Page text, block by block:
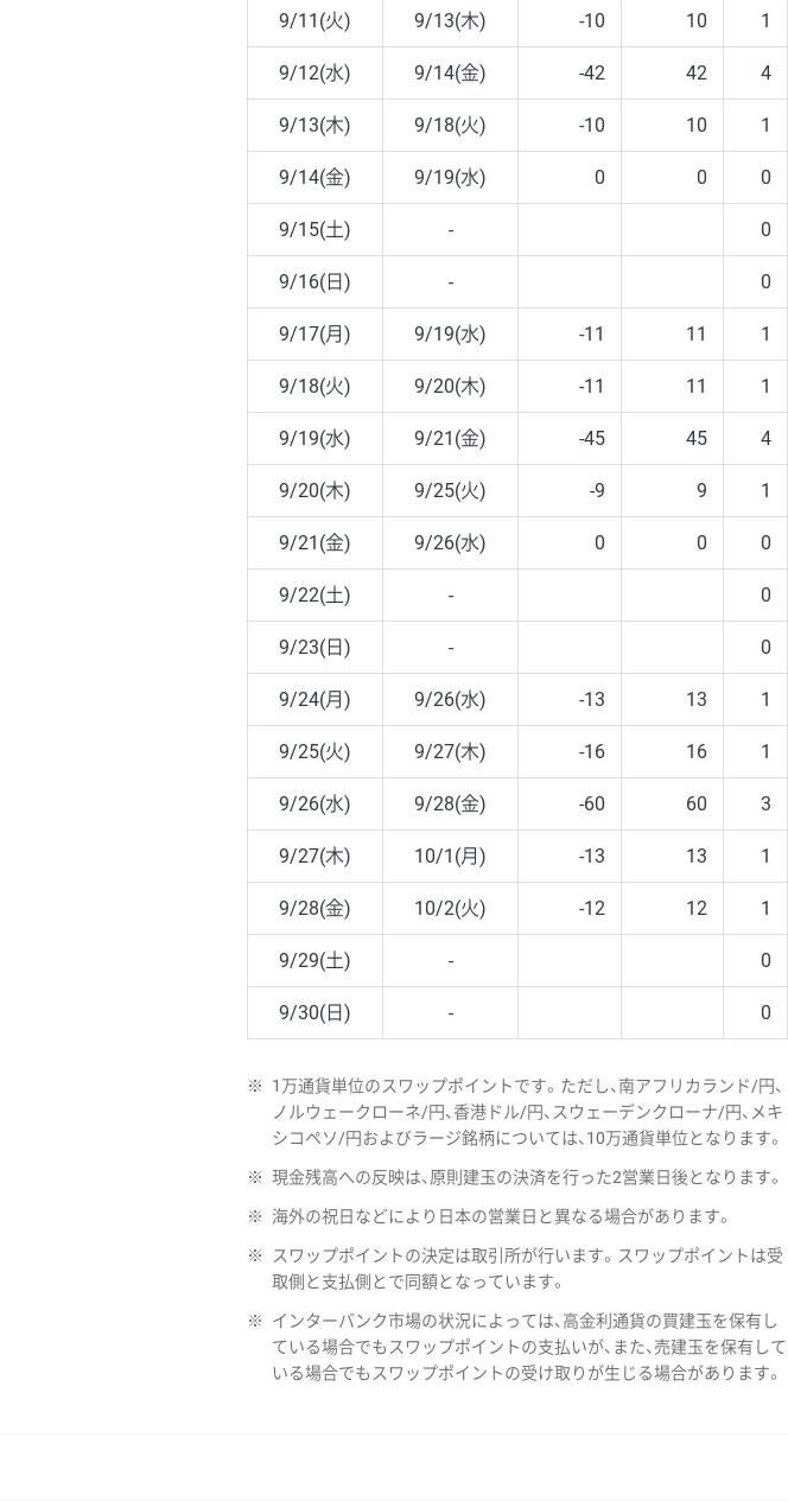
9/11(火) 9/13(木) -10 10 1
9/12(水) 9/14(金) -42 42 4
9/13(木) 9/18(火) -10 10 1
9/14(金) 9/19(水) 0 0 0
9/15(土) - 0
9/16(日) - 0
9/17(月) 9/19(水) -11 11 1
9/18(火) 9/20(木) -11 11 1
9/19(水) 9/21(金) -45 45 4
9/20(木) 9/25(火) -9 9 1
9/21(金) 9/26(水) 0 0 0
9/22(土) - 0
9/23(日) - 0
9/24(月) 9/26(水) -13 13 1
9/25(火) 9/27(木) -16 16 1
9/26(水) 9/28(金) -60 60 3
9/27(木) 10/1(月) -13 13 1
9/28(金) 10/2(火) -12 12 1
9/29(土) - 0
9/30(日) - 0
※
1万通貨単位のスワップポイントです。ただし、南アフリカランド/円、
ノルウェークローネ/円、香港ドル/円、スウェーデンクローナ/円、メキ
シコペソ/円およびラージ銘柄については、10万通貨単位となります。
※ 現金残高への反映は、原則建玉の決済を行った2営業日後となります。
※ 海外の祝日などにより日本の営業日と異なる場合があります。
※
スワップポイントの決定は取引所が行います。スワップポイントは受
取側と支払側とで同額となっています。
※
インターバンク市場の状況によっては、高金利通貨の買建玉を保有し
ている場合でもスワップポイントの支払いが、また、売建玉を保有して
いる場合でもスワップポイントの受け取りが生じる場合があります。